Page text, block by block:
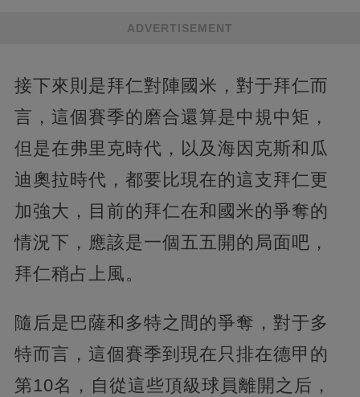
ADVERTISEMENT
接下來則是拜仁對陣國米，對于拜仁而
言，這個賽季的磨合還算是中規中矩，
但是在弗里克時代，以及海因克斯和瓜
迪奧拉時代，都要比現在的這支拜仁更
加強大，目前的拜仁在和國米的爭奪的
情況下，應該是一個五五開的局面吧，
拜仁稍占上風。
隨后是巴薩和多特之間的爭奪，對于多
特而言，這個賽季到現在只排在德甲的
第10名，自從這些頂級球員離開之后，